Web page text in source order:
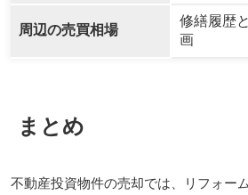
周辺の売買相場
修繕履歴
画
まとめ
不動産投資物件の売却では、リフォー